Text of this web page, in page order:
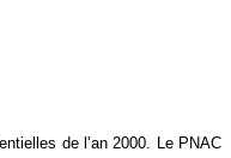
de l’an 2000. Le PNAC